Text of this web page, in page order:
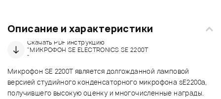
Описание и характеристики
Скачать PDF инструкцию
"МИКРОФОН SE ELECTRONICS SE 2200T
"
Микрофон SE 2200T является долгожданной ламповой
версией студийного конденсаторного микрофона sE2200a,
получившего высокую оценку и многочисленные награды.